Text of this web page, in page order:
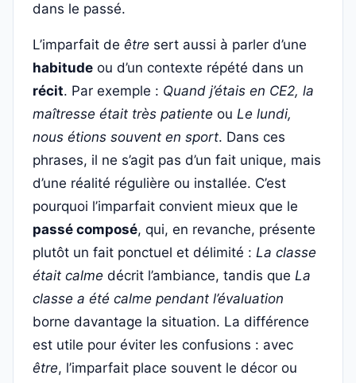
dans le passé.
L’imparfait de être sert aussi à parler d’une
habitude ou d’un contexte répété dans un
récit. Par exemple : Quand j’étais en CE2, la
maîtresse était très patiente ou Le lundi,
nous étions souvent en sport. Dans ces
phrases, il ne s’agit pas d’un fait unique, mais
d’une réalité régulière ou installée. C’est
pourquoi l’imparfait convient mieux que le
passé composé, qui, en revanche, présente
plutôt un fait ponctuel et délimité : La classe
était calme décrit l’ambiance, tandis que La
classe a été calme pendant l’évaluation
borne davantage la situation. La différence
est utile pour éviter les confusions : avec
être, l’imparfait place souvent le décor ou